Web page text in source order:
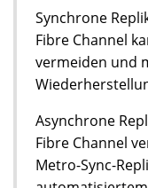
Synchrone
Fibre Channel
vermeiden und
Asynchrone
Fibre Channel
Metro-Sync-